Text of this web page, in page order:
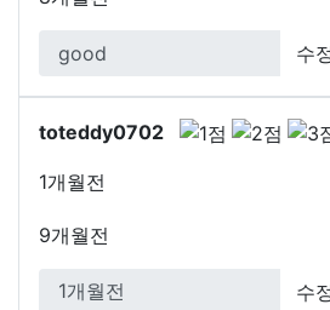
수
toteddy0702
1개월전
9개월전
수